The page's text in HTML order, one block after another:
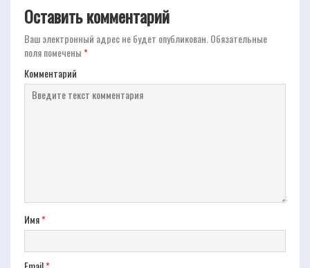
Оставить комментарий
Ваш электронный адрес не будет опубликован. Обязательные
поля помечены*
Комментарий
Имя*